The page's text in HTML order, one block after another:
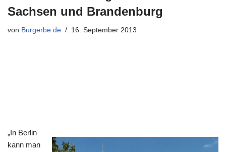
Sachsen und Brandenburg
von Burgerbe.de 16. September 2013
„In Berlin
kann man